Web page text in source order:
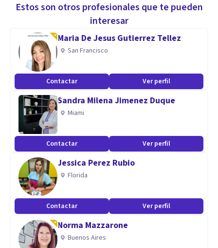
Aptitudes
Creo en una terapia cercana, respetuosa y transformadora,
donde cada persona pueda sentirse escuchada y
acompañada en su camino.
Estos son otros profesionales que te pueden
interesar
Maria De Jesus Gutierrez Tellez
San Francisco
Contactar Ver perfil
Sandra Milena Jimenez Duque
Miami
Contactar Ver perfil
Jessica Perez Rubio
Florida
Contactar Ver perfil
Norma Mazzarone
Buenos Aires